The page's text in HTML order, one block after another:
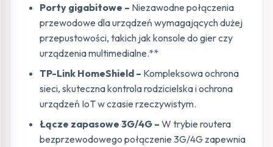
Porty gigabitowe – Niezawodne połączenia
przewodowe dla urządzeń wymagających dużej
przepustowości, takich jak konsole do gier czy
urządzenia multimedialne.**
TP-Link HomeShield – Kompleksowa ochrona
sieci, skuteczna kontrola rodzicielska i ochrona
urządzeń IoT w czasie rzeczywistym.
Łącze zapasowe 3G/4G – W trybie routera
bezprzewodowego połączenie 3G/4G zapewnia